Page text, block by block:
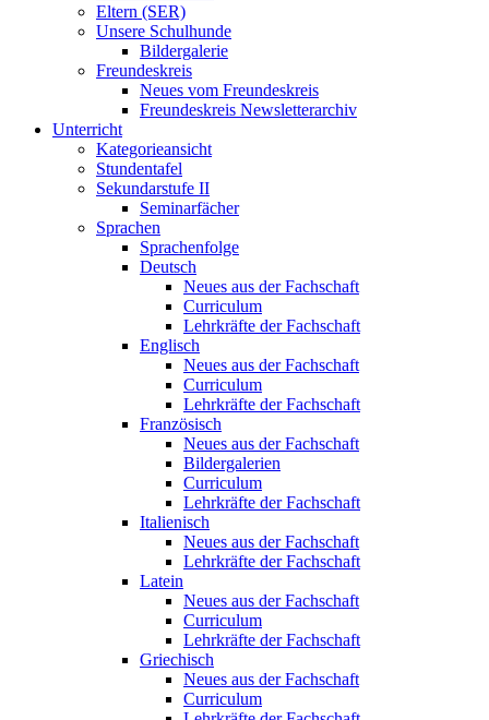
Eltern (SER)
Unsere Schulhunde
Bildergalerie
Freundeskreis
Neues vom Freundeskreis
Freundeskreis Newsletterarchiv
Unterricht
Kategorieansicht
Stundentafel
Sekundarstufe II
Seminarfächer
Sprachen
Sprachenfolge
Deutsch
Neues aus der Fachschaft
Curriculum
Lehrkräfte der Fachschaft
Englisch
Neues aus der Fachschaft
Curriculum
Lehrkräfte der Fachschaft
Französisch
Neues aus der Fachschaft
Bildergalerien
Curriculum
Lehrkräfte der Fachschaft
Italienisch
Neues aus der Fachschaft
Lehrkräfte der Fachschaft
Latein
Neues aus der Fachschaft
Curriculum
Lehrkräfte der Fachschaft
Griechisch
Neues aus der Fachschaft
Curriculum